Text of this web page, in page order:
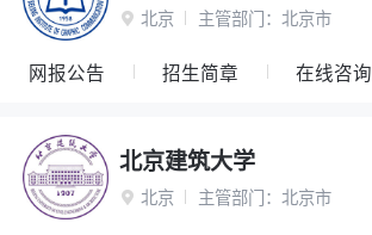
 北京 主管部门： 北京市
网报公告 招生简章 在线咨询
北京建筑大学
 北京 主管部门： 北京市